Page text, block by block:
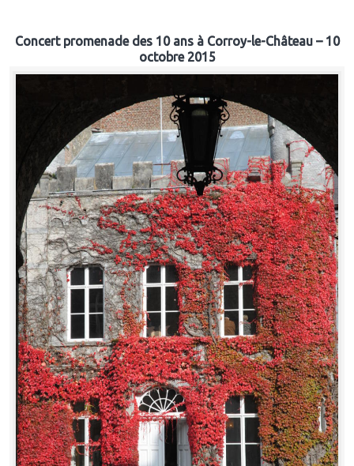
Concert promenade des 10 ans à Corroy-le-Château – 10
octobre 2015